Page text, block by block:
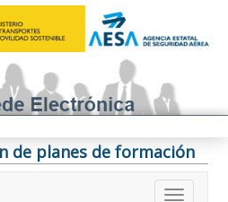
de planes de formación